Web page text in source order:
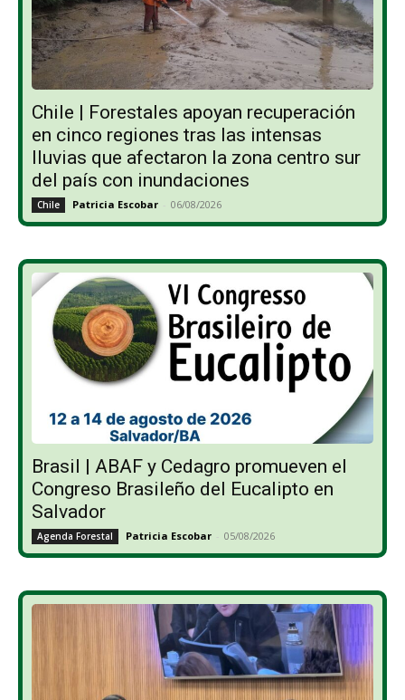
Chile | Forestales apoyan recuperación
en cinco regiones tras las intensas
lluvias que afectaron la zona centro sur
del país con inundaciones
Chile Patricia Escobar - 06/08/2026
Brasil | ABAF y Cedagro promueven el
Congreso Brasileño del Eucalipto en
Salvador
Agenda Forestal Patricia Escobar - 05/08/2026